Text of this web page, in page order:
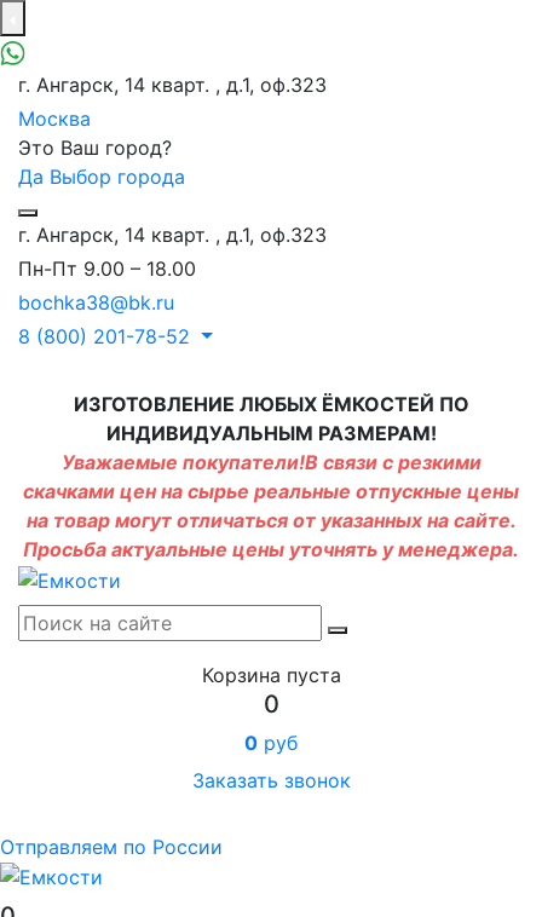
г. Ангарск, 14 кварт. , д.1, оф.323
Москва
Это Ваш город?
Да Выбор города
г. Ангарск, 14 кварт. , д.1, оф.323
Пн-Пт 9.00 – 18.00
bochka38@bk.ru
8 (800) 201-78-52
ИЗГОТОВЛЕНИЕ ЛЮБЫХ ЁМКОСТЕЙ ПО
ИНДИВИДУАЛЬНЫМ РАЗМЕРАМ!
Уважаемые покупатели!В связи с резкими
скачками цен на сырье реальные отпускные цены
на товар могут отличаться от указанных на сайте.
Просьба актуальные цены уточнять у менеджера.
Корзина пуста
0
0 руб
Заказать звонок
Отправляем по России